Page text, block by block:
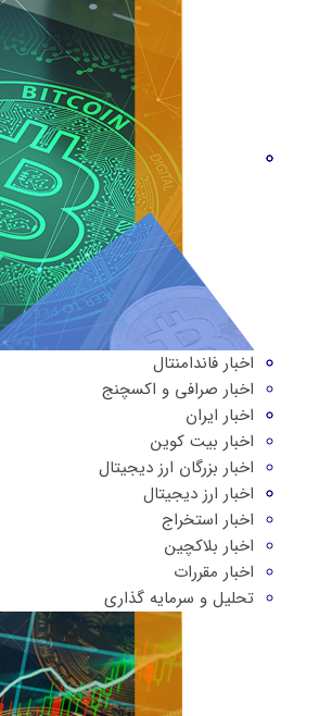
اخبار فاندامنتال
اخبار صرافی و اکسچنج
اخبار ایران
اخبار بیت کوین
اخبار بزرگان ارز دیجیتال
اخبار ارز دیجیتال
اخبار استخراج
اخبار بلاکچین
اخبار مقررات
تحلیل و سرمایه گذاری